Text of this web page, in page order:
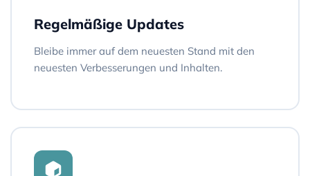
Regelmäßige Updates
Bleibe immer auf dem neuesten Stand mit den
neuesten Verbesserungen und Inhalten.